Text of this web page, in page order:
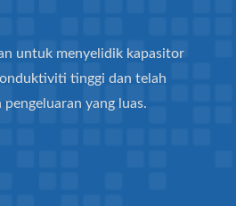
untuk menyelidik kapasitor
tinggi dan telah
yang luas.